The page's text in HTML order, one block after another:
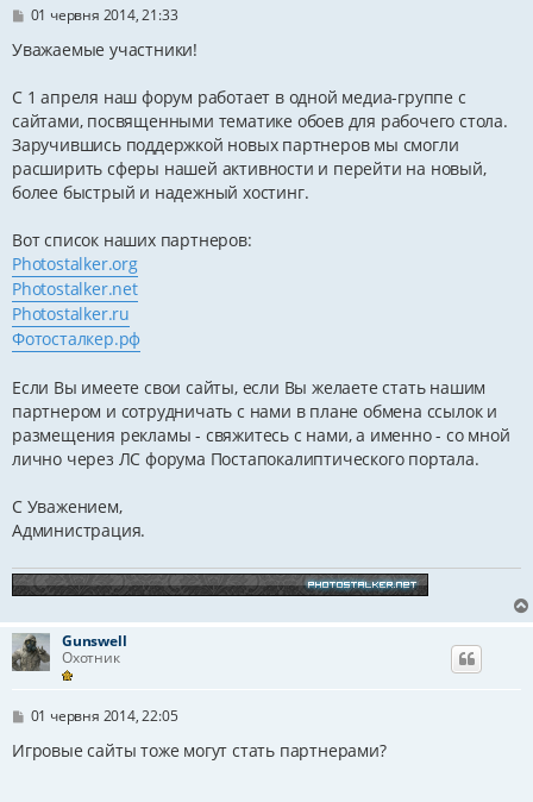
П
в
о
м
л
е
н
н
я
01 червня 2014, 21:33
Уважаемые участники!
С 1 апреля наш форум работает в одной медиа-группе с
сайтами, посвященными тематике обоев для рабочего стола.
Заручившись поддержкой новых партнеров мы смогли
расширить сферы нашей активности и перейти на новый,
более быстрый и надежный хостинг.
Вот список наших партнеров:
Photostalker.org
Photostalker.net
Photostalker.ru
Фотосталкер.рф
Если Вы имеете свои сайты, если Вы желаете стать нашим
партнером и сотрудничать с нами в плане обмена ссылок и
размещения рекламы - свяжитесь с нами, а именно - со мной
лично через ЛС форума Постапокалиптического портала.
С Уважением,
Администрация.
Gunswell
Охотник
П
в
01 червня 2014, 22:05
Игровые сайты тоже могут стать партнерами?